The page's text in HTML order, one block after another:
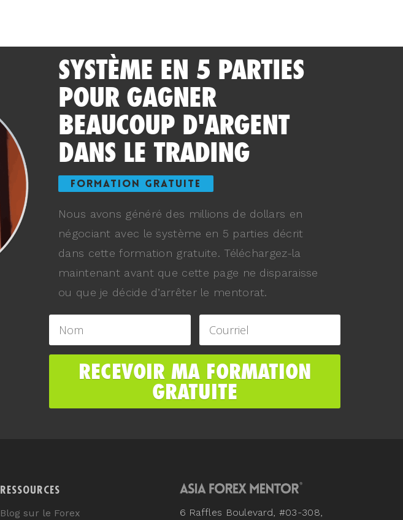
SYSTÈME EN 5 PARTIES
POUR GAGNER
BEAUCOUP D'ARGENT
DANS LE TRADING
FORMATION GRATUITE
Nous avons généré des millions de dollars en
négociant avec le système en 5 parties décrit
dans cette formation gratuite. Téléchargez-la
maintenant avant que cette page ne disparaisse
ou que je décide d’arrêter le mentorat.
RESSOURCES
Blog sur le Forex 6 Raffles Boulevard, #03-308,